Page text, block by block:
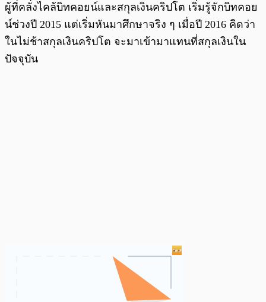
ผู้ที่คลั่งไคล้บิทคอยน์และสกุลเงินคริปโต เริ่มรู้จักบิทคอย
น์ช่วงปี 2015 แต่เริ่มหันมาศึกษาจริง ๆ เมื่อปี 2016 คิดว่า
ในไม่ช้าสกุลเงินคริปโต จะมาเข้ามาแทนที่สกุลเงินใน
ปัจจุบัน